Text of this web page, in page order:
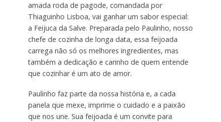
amada roda de pagode, comandada por
Thiaguinho Lisboa, vai ganhar um sabor especial:
a Feijuca da Salve. Preparada pelo Paulinho, nosso
chefe de cozinha de longa data, essa feijoada
carrega não só os melhores ingredientes, mas
também a dedicação e carinho de quem entende
que cozinhar é um ato de amor.
Paulinho faz parte da nossa história e, a cada
panela que mexe, imprime o cuidado e a paixão
que nos une. Sua feijoada é um convite para